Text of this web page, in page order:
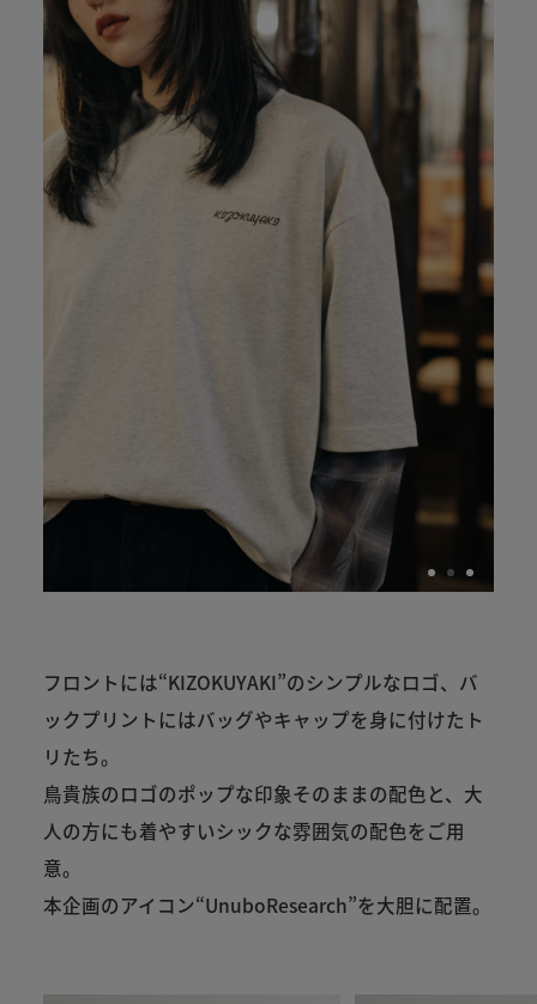
フロントには“KIZOKUYAKI”のシンプルなロゴ、バ
ックプリントにはバッグやキャップを身に付けたト
リたち。
鳥貴族のロゴのポップな印象そのままの配色と、大
人の方にも着やすいシックな雰囲気の配色をご用
意。
本企画のアイコン“UnuboResearch”を大胆に配置。